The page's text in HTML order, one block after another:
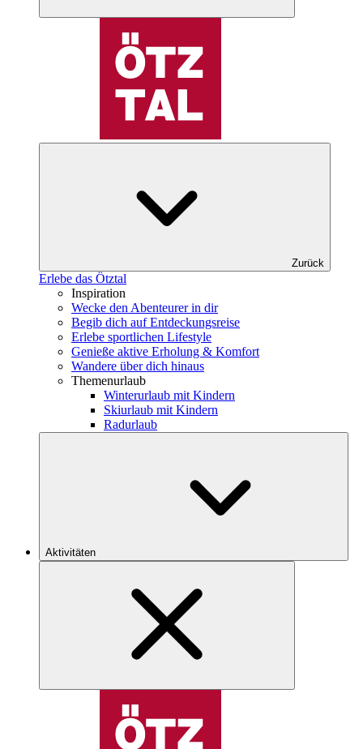
Zurück
Erlebe das Ötztal
Inspiration
Wecke den Abenteurer in dir
Begib dich auf Entdeckungsreise
Erlebe sportlichen Lifestyle
Genieße aktive Erholung & Komfort
Wandere über dich hinaus
Themenurlaub
Winterurlaub mit Kindern
Skiurlaub mit Kindern
Radurlaub
Aktivitäten